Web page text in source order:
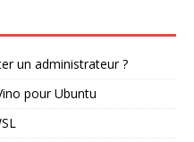
un administrateur ?
pour Ubuntu